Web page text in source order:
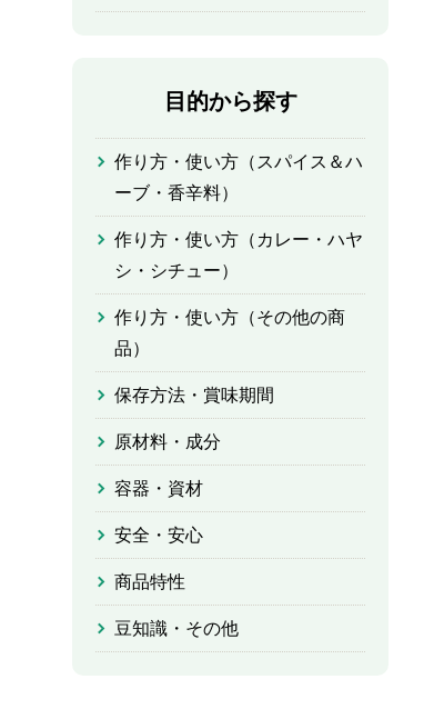
目的から探す
作り方・使い方（スパイス＆ハ
ーブ・香辛料）
作り方・使い方（カレー・ハヤ
シ・シチュー）
作り方・使い方（その他の商
品）
保存方法・賞味期間
原材料・成分
容器・資材
安全・安心
商品特性
豆知識・その他